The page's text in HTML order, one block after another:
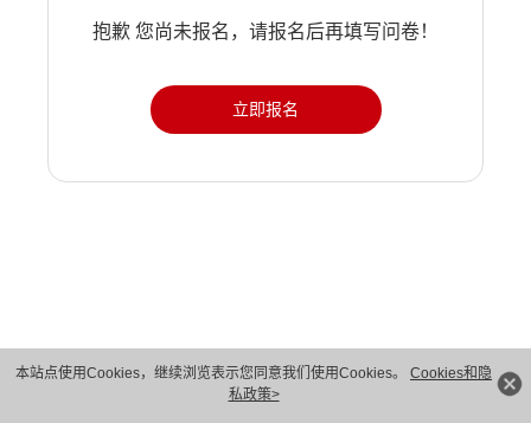
本站点使用Cookies，继续浏览表示您同意我们使用Cookies。 Cookies和隐
私政策>
抱歉 您尚未报名，请报名后再填写问卷！
立即报名
版权所有 © 华为技术有限公司 1998-2026。 保留一切权利。粤A2-20044005号
隐私保护
法律声明